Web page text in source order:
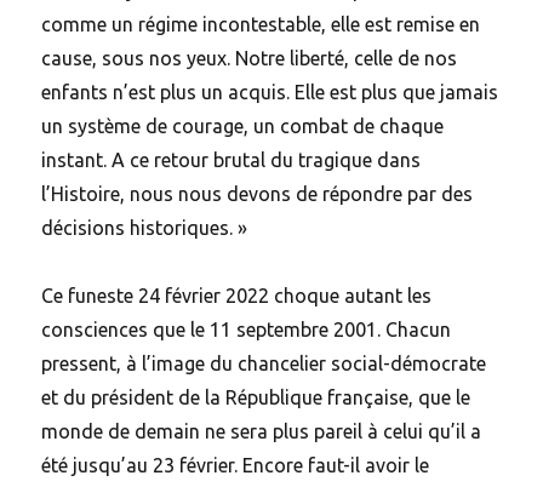
comme un régime incontestable, elle est remise en
cause, sous nos yeux. Notre liberté, celle de nos
enfants n’est plus un acquis. Elle est plus que jamais
un système de courage, un combat de chaque
instant. A ce retour brutal du tragique dans
l’Histoire, nous nous devons de répondre par des
décisions historiques. »
Ce funeste 24 février 2022 choque autant les
consciences que le 11 septembre 2001. Chacun
pressent, à l’image du chancelier social-démocrate
et du président de la République française, que le
monde de demain ne sera plus pareil à celui qu’il a
été jusqu’au 23 février. Encore faut-il avoir le